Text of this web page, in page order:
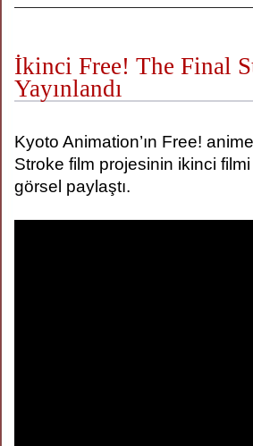
İkinci Free! The Final
Yayınlandı
Kyoto Animation’ın Free!
Stroke film projesinin ikinci
görsel paylaştı.